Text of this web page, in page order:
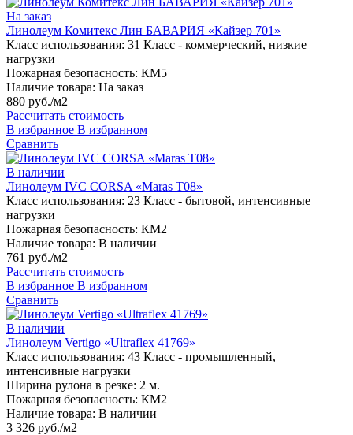
На заказ
Линолеум Комитекс Лин БАВАРИЯ «Кайзер 701»
Класс использования: 31 Класс - коммерческий, низкие
нагрузки
Пожарная безопасность: КМ5
Наличие товара: На заказ
880 руб./м2
Рассчитать стоимость
В избранное В избранном
Сравнить
В наличии
Линолеум IVC CORSA «Maras T08»
Класс использования: 23 Класс - бытовой, интенсивные
нагрузки
Пожарная безопасность: КМ2
Наличие товара: В наличии
761 руб./м2
Рассчитать стоимость
В избранное В избранном
Сравнить
В наличии
Линолеум Vertigo «Ultraflex 41769»
Класс использования: 43 Класс - промышленный,
интенсивные нагрузки
Ширина рулона в резке: 2 м.
Пожарная безопасность: КМ2
Наличие товара: В наличии
3 326 руб./м2